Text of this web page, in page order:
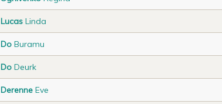
Lucas Linda
Do Buramu
Do Deurk
Derenne Eve